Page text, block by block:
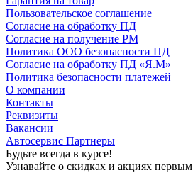
Пользовательское соглашение
Согласие на обработку ПД
Согласие на получение РМ
Политика ООО безопасности ПД
Согласие на обработку ПД «Я.М»
Политика безопасности платежей
О компании
Контакты
Реквизиты
Вакансии
Автосервис Партнеры
Будьте всегда в курсе!
Узнавайте о скидках и акциях первым